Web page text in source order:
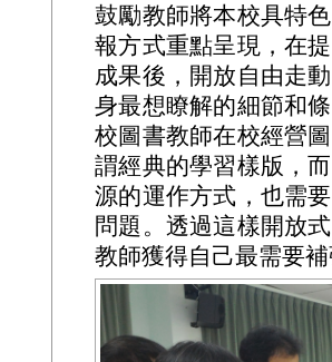
鼓勵教師將本校具特
報方式重點呈現，在
成果後，開放自由走
身最想瞭解的細節和
校圖書教師在校經營
謂經典的學習樣版，
源的運作方式，也需
問題。透過這樣開放
教師獲得自己最需要